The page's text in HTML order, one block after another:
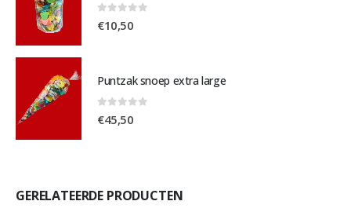
0out of 5
€10,50
Puntzak snoep extra large
0out of 5
€45,50
GERELATEERDE PRODUCTEN